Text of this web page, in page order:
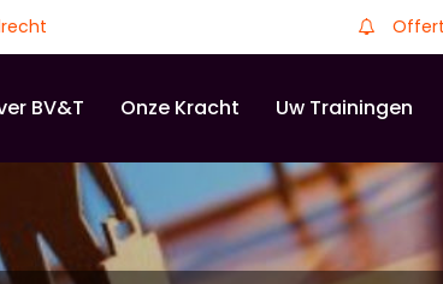
BV&T Onze Kracht Uw Trainingen